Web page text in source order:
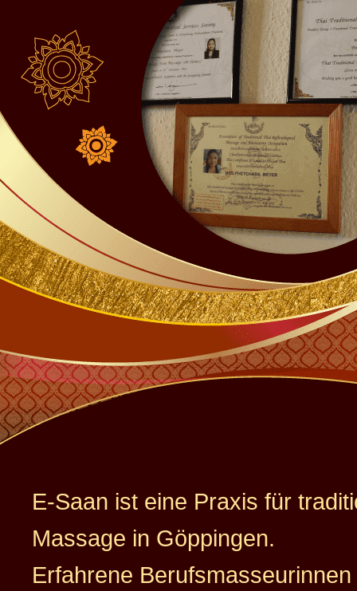
E-Saan ist eine Praxis für
Massage in Göppingen.
Erfahrene